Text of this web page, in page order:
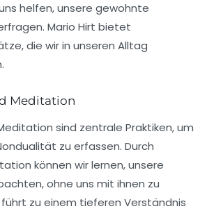
helfen, unsere gewohnte
Mario Hirt bietet
die wir in unseren Alltag
Meditation
sind zentrale Praktiken, um
zu erfassen. Durch
können wir lernen, unsere
ohne uns mit ihnen zu
zu einem tieferen Verständnis